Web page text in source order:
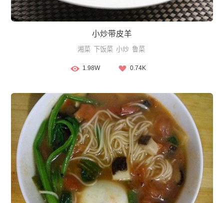
小炒带皮羊
湘菜 下饭菜 小炒 鲁菜
1.98W 0.74K